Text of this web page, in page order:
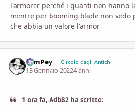
l'armorer perché i guanti non hanno
mentre per booming blade non vedo
che abbia un valore l'armor
SamPey Circolo degli Antichi
13 Gennaio 20224 anni
1 ora fa, Adb82 ha scritto: